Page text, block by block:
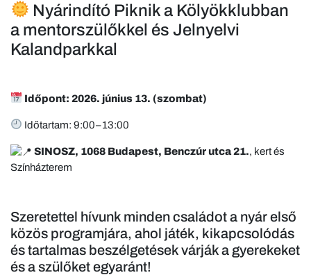
Nyárindító Piknik a Kölyökklubban
a mentorszülőkkel és Jelnyelvi
Kalandparkkal
Időpont: 2026. június 13. (szombat)
Időtartam: 9:00–13:00
SINOSZ, 1068 Budapest, Benczúr utca 21., kert és
Színházterem
Szeretettel hívunk minden családot a nyár első
közös programjára, ahol játék, kikapcsolódás
és tartalmas beszélgetések várják a gyerekeket
és a szülőket egyaránt!